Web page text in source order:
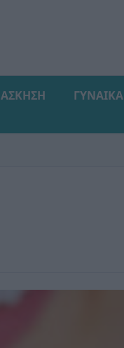
ΑΣΚΗΣΗ ΓΥΝΑΙΚΑ